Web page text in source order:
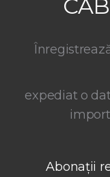
expediat o
Abonații